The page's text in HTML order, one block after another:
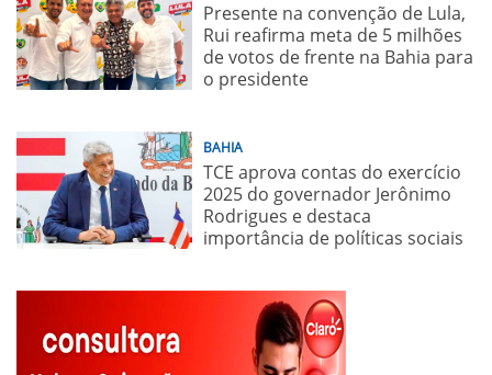
Presente na convenção de Lula,
Rui reafirma meta de 5 milhões
de votos de frente na Bahia para
o presidente
BAHIA
TCE aprova contas do exercício
2025 do governador Jerônimo
Rodrigues e destaca
importância de políticas sociais